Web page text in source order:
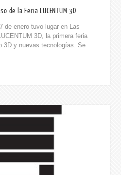
de la Feria LUCENTUM 3D
de enero tuvo lugar en Las
3D, la primera feria
3D y nuevas tecnologías. Se